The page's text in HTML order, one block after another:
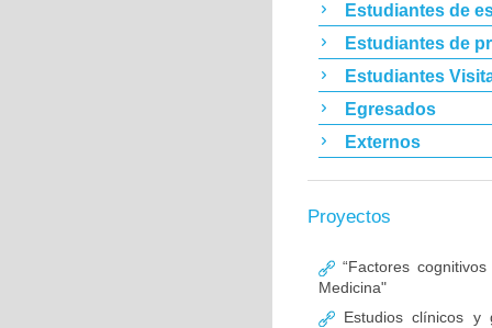
Estudiantes de
Estudiantes de
Estudiantes
Egresados
Externos
Proyectos
“Factores
Medicina"
Estudios clínicos y